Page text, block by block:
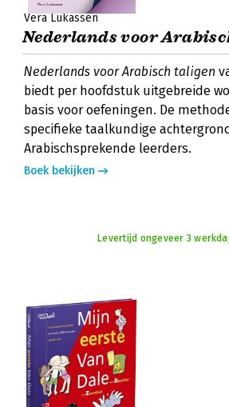
Vera Lukassen
Nederlands voor
Nederlands voor Arabisch taligen
biedt per hoofdstuk uitgebreide
basis voor oefeningen. De
specifieke taalkundige
Arabischsprekende leerders.
Boek bekijken
Levertijd ongeveer 3